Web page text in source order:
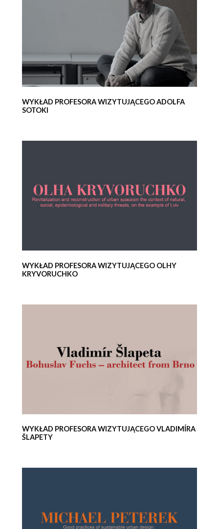
WYKŁAD PROFESORA WIZYTUJĄCEGO ADOLFA
SOTOKI
WYKŁAD PROFESORA WIZYTUJĄCEGO OLHY
KRYVORUCHKO
WYKŁAD PROFESORA WIZYTUJĄCEGO VLADIMÍRA
ŠLAPETY